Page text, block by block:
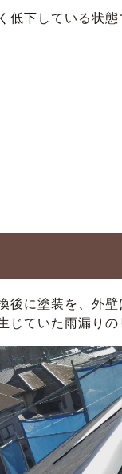
低下している状
後に塗装を、外
ていた雨漏り